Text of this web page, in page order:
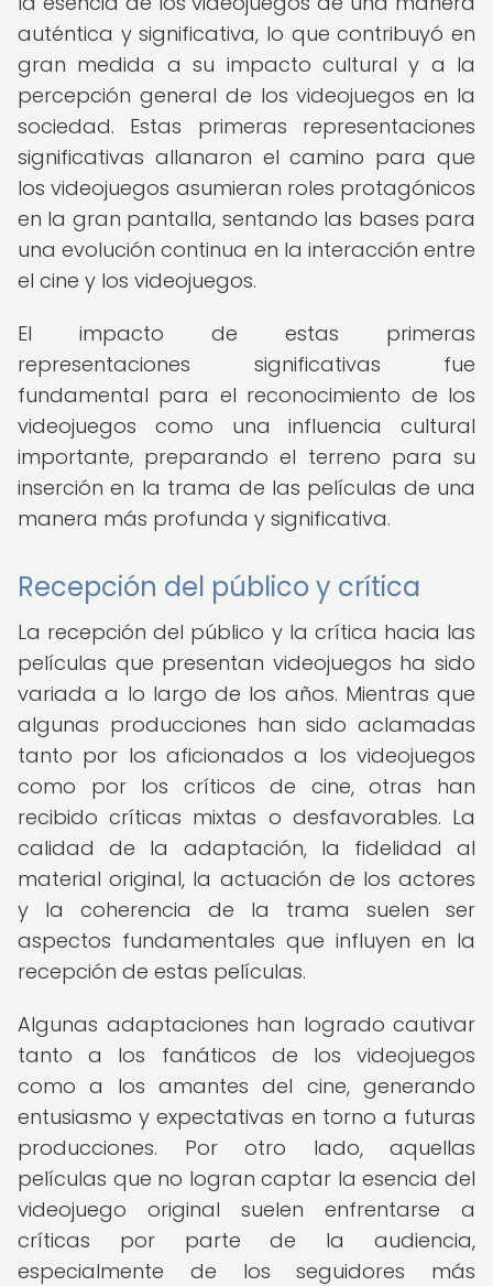
auténtica y significativa, lo que contribuyó en
gran medida a su impacto cultural y a la
percepción general de los videojuegos en la
sociedad. Estas primeras representaciones
significativas allanaron el camino para que
los videojuegos asumieran roles protagónicos
en la gran pantalla, sentando las bases para
una evolución continua en la interacción entre
el cine y los videojuegos.
El impacto de estas primeras
representaciones significativas fue
fundamental para el reconocimiento de los
videojuegos como una influencia cultural
importante, preparando el terreno para su
inserción en la trama de las películas de una
manera más profunda y significativa.
Recepción del público y crítica
La recepción del público y la crítica hacia las
películas que presentan videojuegos ha sido
variada a lo largo de los años. Mientras que
algunas producciones han sido aclamadas
tanto por los aficionados a los videojuegos
como por los críticos de cine, otras han
recibido críticas mixtas o desfavorables. La
calidad de la adaptación, la fidelidad al
material original, la actuación de los actores
y la coherencia de la trama suelen ser
aspectos fundamentales que influyen en la
recepción de estas películas.
Algunas adaptaciones han logrado cautivar
tanto a los fanáticos de los videojuegos
como a los amantes del cine, generando
entusiasmo y expectativas en torno a futuras
producciones. Por otro lado, aquellas
películas que no logran captar la esencia del
videojuego original suelen enfrentarse a
críticas por parte de la audiencia,
especialmente de los seguidores más